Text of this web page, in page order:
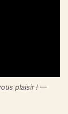
plaisir ! —